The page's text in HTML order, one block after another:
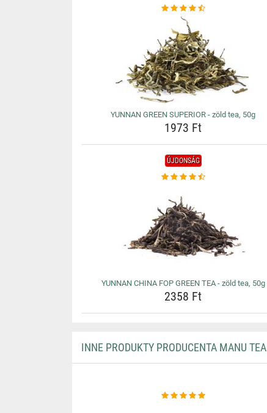
YUNNAN GREEN SUPERIOR - zöld tea, 50g
1973 Ft
ÚJDONSÁG
YUNNAN CHINA FOP GREEN TEA - zöld tea, 50g
2358 Ft
INNE PRODUKTY PRODUCENTA MANU TEA